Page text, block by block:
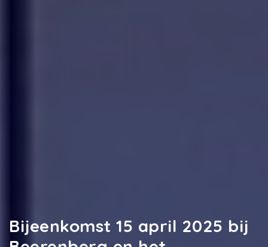
Bijeenkomst 15 april 2025 bij